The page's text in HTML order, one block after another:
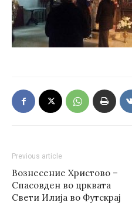
Previous article
Вознесение Христово –
Спасовден во црквата
Свети Илија во Футскрај